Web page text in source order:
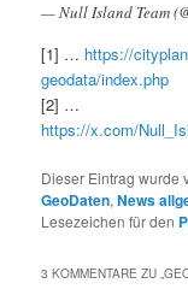
— Null Island Team
[1] … https://
geodata/index.php
[2] …
https://x.com/
Dieser Eintrag wurde
GeoDaten,News
Lesezeichen für den
3 KOMMENTARE ZU „